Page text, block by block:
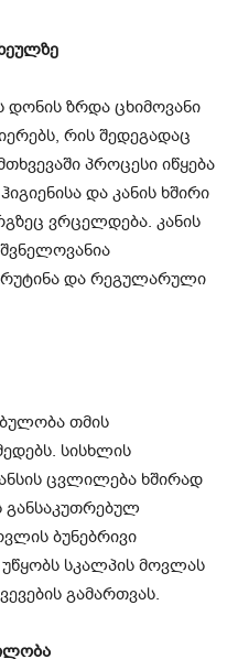
ზრდა ცხიმოვანი
რის შედეგადაც
პროცესი იწყება
და კანის ხშირი
ვრცელდება. კანის
და რეგულარული
თმის
სისხლის
ცვლილება ხშირად
განსაკუთრებულ
ბუნებრივი
სკალპის მოვლას
გამართვას.